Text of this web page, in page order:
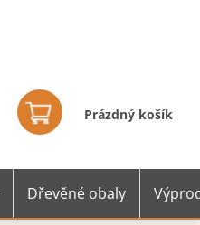
košík
Prázdný košík
Dřevěné obaly